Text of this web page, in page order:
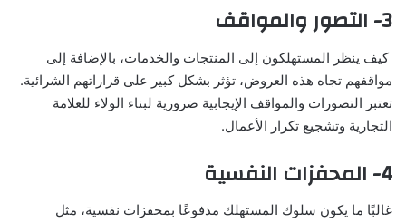
3- التصور والمواقف
كيف ينظر المستهلكون إلى المنتجات والخدمات، بالإضافة إلى
مواقفهم تجاه هذه العروض، تؤثر بشكل كبير على قراراتهم الشرائية.
تعتبر التصورات والمواقف الإيجابية ضرورية لبناء الولاء للعلامة
التجارية وتشجيع تكرار الأعمال.
4- المحفزات النفسية
غالبًا ما يكون سلوك المستهلك مدفوعًا بمحفزات نفسية، مثل